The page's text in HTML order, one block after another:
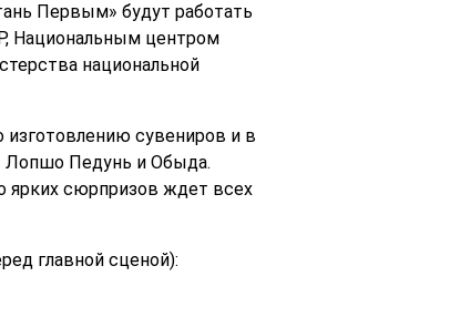
Первым» будут работать
Национальным центром
национальной
изготовлению сувениров и в
Лопшо Педунь и Обыда.
ярких сюрпризов ждет всех
главной сценой):